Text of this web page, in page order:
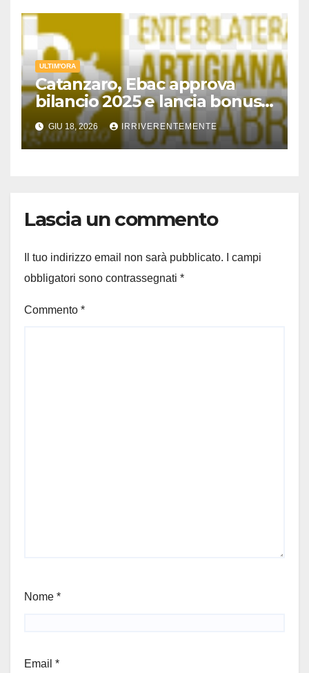
una al giorno per spezzare
intrecci tra malavita e
insospettabile… brava gente
ULTIM'ORA
Catanzaro, Ebac approva
bilancio 2025 e lancia bonus
estate ’26
GIU 18, 2026 IRRIVERENTEMENTE
Lascia un commento
Il tuo indirizzo email non sarà pubblicato.
I campi
obbligatori sono contrassegnati *
Commento *
Nome *
Email *